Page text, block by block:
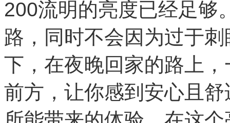
200流明的亮度已经足够
路，同时不会因为过于
下，在夜晚回家的路上
前方，让你感到安心且